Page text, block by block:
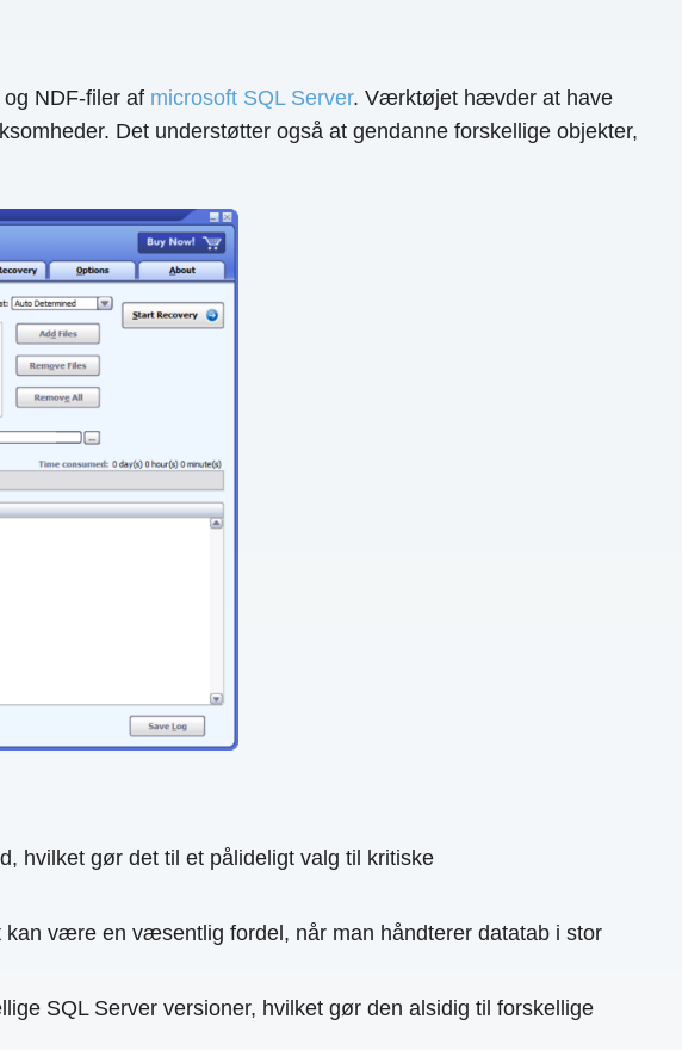
NDF-filer af microsoft SQL Server. Værktøjet hævder at have
Det understøtter også at gendanne forskellige objekter,
hvilket gør det til et pålideligt valg til kritiske
være en væsentlig fordel, når man håndterer datatab i stor
SQL Server versioner, hvilket gør den alsidig til forskellige